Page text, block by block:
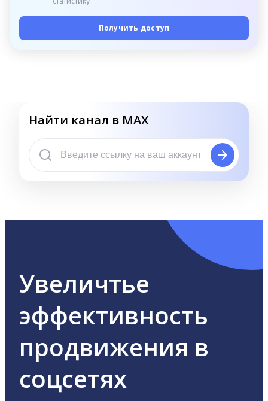
Получить доступ
Найти канал в MAX
Увеличтье
эффективность
продвижения в
соцсетях